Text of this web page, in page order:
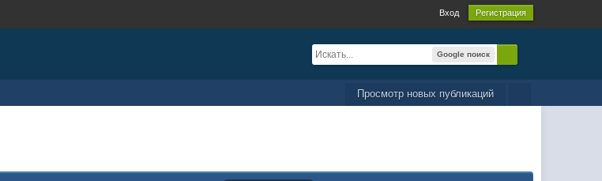
Вход Регистрация
Google поиск
Просмотр новых публикаций